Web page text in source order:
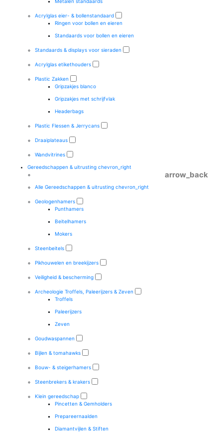
Acrylglas eier- & bollenstandaard
Ringen voor bollen en eieren
Standaards voor bollen en eieren
Standaards & displays voor sieraden
Acrylglas etikethouders
Plastic Zakken
Gripzakjes blanco
Gripzakjes met schrijfvlak
Headerbags
Plastic Flessen & Jerrycans
Draaiplateaus
Wandvitrines
Gereedschappen & uitrusting chevron_right
arrow_back
Alle Gereedschappen & uitrusting chevron_right
Geologenhamers
Punthamers
Beitelhamers
Mokers
Steenbeitels
Pikhouwelen en breekijzers
Veiligheid & bescherming
Archeologie Troffels, Paleerijzers & Zeven
Troffels
Paleerijzers
Zeven
Goudwaspannen
Bijlen & tomahawks
Bouw- & steigerhamers
Steenbrekers & krakers
Klein gereedschap
Pincetten & Gemholders
Prepareernaalden
Diamantvijlen & Stiften